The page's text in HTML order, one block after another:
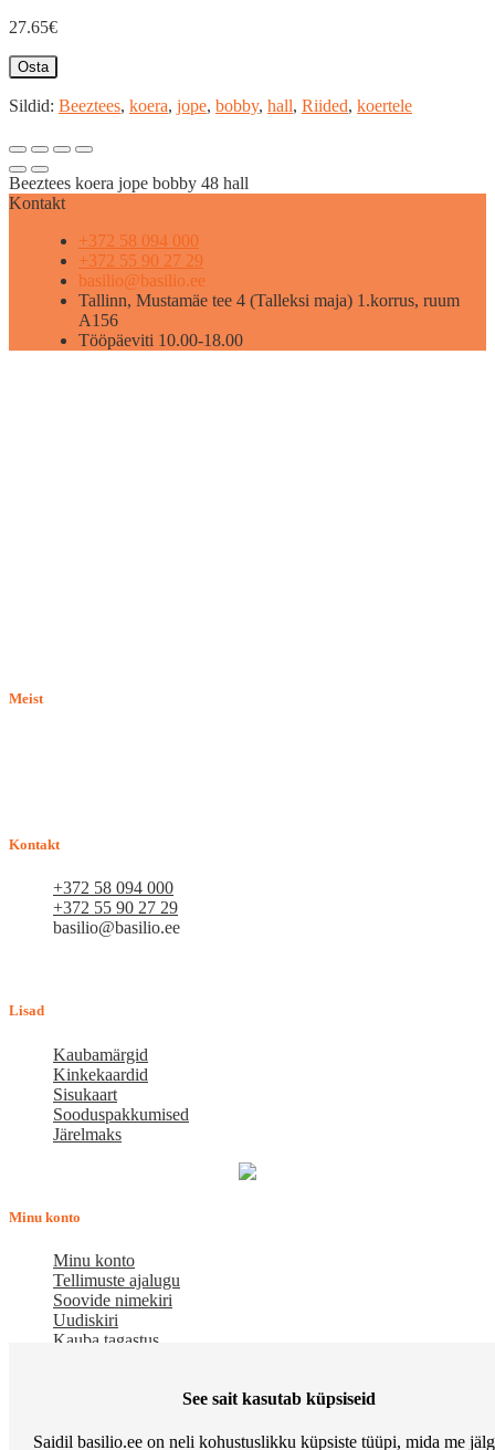
27.65€
Osta
Sildid: Beeztees, koera, jope, bobby, hall, Riided, koertele
Beeztees koera jope bobby 48 hall
Kontakt
+372 58 094 000
+372 55 90 27 29
basilio@basilio.ee
Tallinn, Mustamäe tee 4 (Talleksi maja) 1.korrus, ruum
A156
Tööpäeviti 10.00-18.00
Meist
Kontakt
+372 58 094 000
+372 55 90 27 29
basilio@basilio.ee
Lisad
Kaubamärgid
Kinkekaardid
Sisukaart
Sooduspakkumised
Järelmaks
Minu konto
Minu konto
Tellimuste ajalugu
Soovide nimekiri
Uudiskiri
Kauba tagastus
See sait kasutab küpsiseid
Saidil basilio.ee on neli kohustuslikku küpsiste tüüpi, mida me